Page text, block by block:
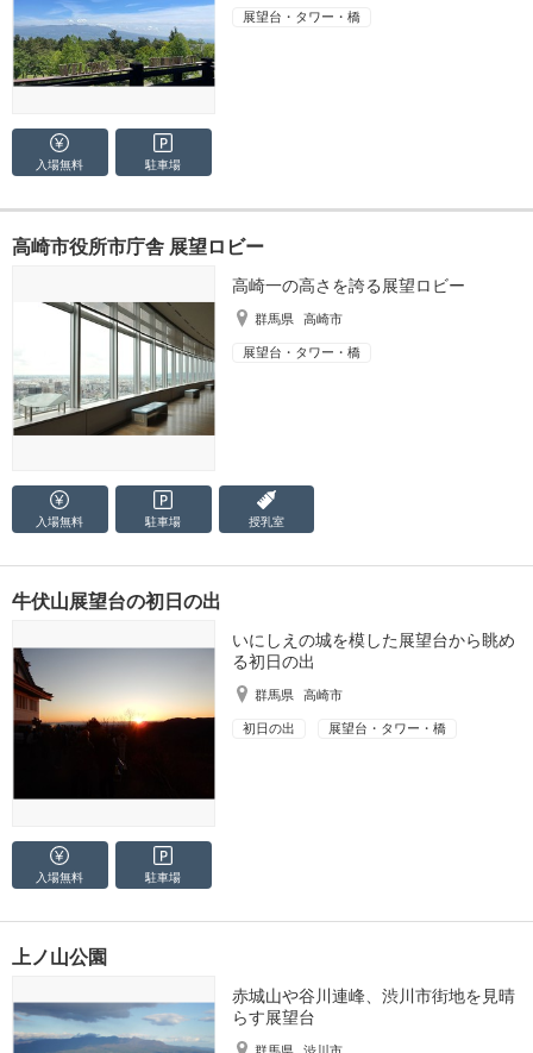
展望台・タワー・橋
入場無料 駐車場
高崎市役所市庁舎 展望ロビー
高崎一の高さを誇る展望ロビー
群馬県 高崎市
展望台・タワー・橋
入場無料 駐車場 授乳室
牛伏山展望台の初日の出
いにしえの城を模した展望台から眺め
る初日の出
群馬県 高崎市
初日の出 展望台・タワー・橋
入場無料 駐車場
上ノ山公園
赤城山や谷川連峰、渋川市街地を見晴
らす展望台
群馬県 渋川市